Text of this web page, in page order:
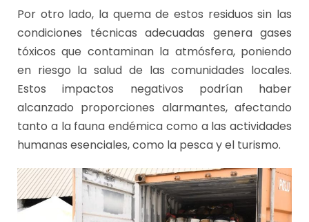
Por otro lado, la quema de estos residuos sin las
condiciones técnicas adecuadas genera gases
tóxicos que contaminan la atmósfera, poniendo
en riesgo la salud de las comunidades locales.
Estos impactos negativos podrían haber
alcanzado proporciones alarmantes, afectando
tanto a la fauna endémica como a las actividades
humanas esenciales, como la pesca y el turismo.